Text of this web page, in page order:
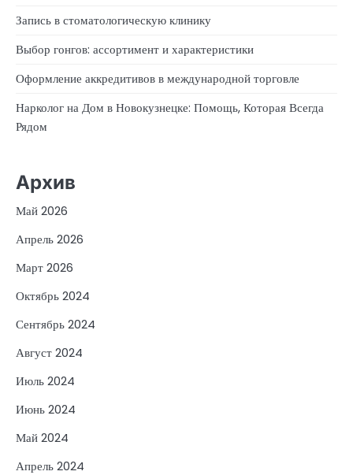
Запись в стоматологическую клинику
Выбор гонгов: ассортимент и характеристики
Оформление аккредитивов в международной торговле
Нарколог на Дом в Новокузнецке: Помощь, Которая Всегда
Рядом
Архив
Май 2026
Апрель 2026
Март 2026
Октябрь 2024
Сентябрь 2024
Август 2024
Июль 2024
Июнь 2024
Май 2024
Апрель 2024